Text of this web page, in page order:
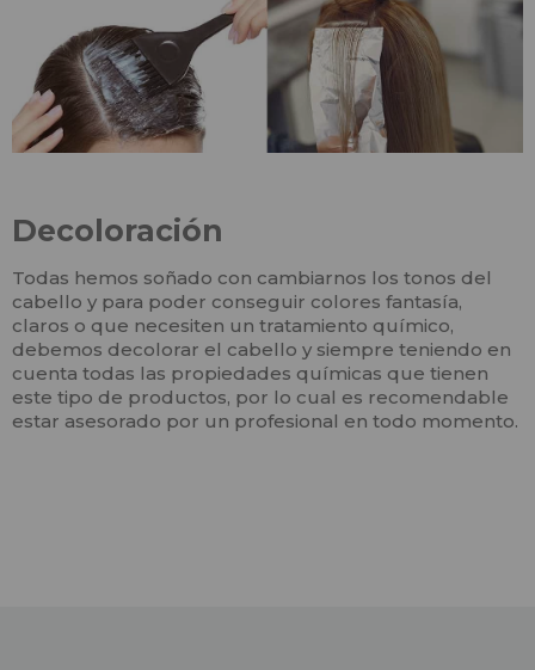
Decoloración
Todas hemos soñado con cambiarnos los tonos del
cabello y para poder conseguir colores fantasía,
claros o que necesiten un tratamiento químico,
debemos decolorar el cabello y siempre teniendo en
cuenta todas las propiedades químicas que tienen
este tipo de productos, por lo cual es recomendable
estar asesorado por un profesional en todo momento.